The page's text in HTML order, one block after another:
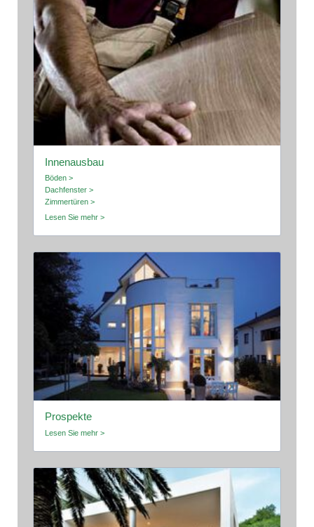
Innenausbau
Böden >
Dachfenster >
Zimmertüren >
Lesen Sie mehr >
Prospekte
Lesen Sie mehr >